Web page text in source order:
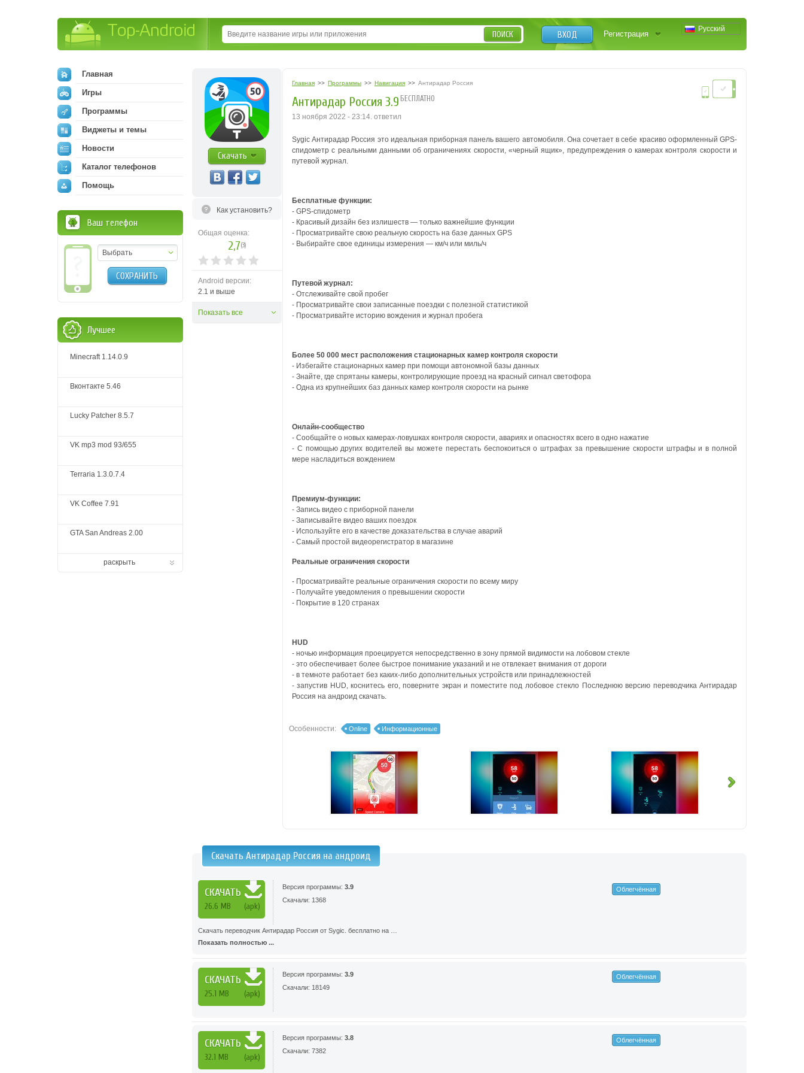
Русский
ВХОД Регистрация
ПОИСК
Скачать
Как установить?
Общая оценка:
2,7(3)
Android версии:
2.1 и выше
Показать все
Главная >> Программы >> Навигация >> Антирадар Россия
Антирадар Россия 3.9 БЕСПЛАТНО
13 ноября 2022 - 23:14. ответил
Sygic Антирадар Россия это идеальная приборная панель вашего автомобиля. Она сочетает в себе красиво оформленный GPS-
спидометр с реальными данными об ограничениях скорости, «черный ящик», предупреждения о камерах контроля скорости и
путевой журнал.
Бесплатные функции:
- GPS-спидометр
- Красивый дизайн без излишеств — только важнейшие функции
- Просматривайте свою реальную скорость на базе данных GPS
- Выбирайте свое единицы измерения — км/ч или миль/ч
Путевой журнал:
- Отслеживайте свой пробег
- Просматривайте свои записанные поездки с полезной статистикой
- Просматривайте историю вождения и журнал пробега
Более 50 000 мест расположения стационарных камер контроля скорости
- Избегайте стационарных камер при помощи автономной базы данных
- Знайте, где спрятаны камеры, контролирующие проезд на красный сигнал светофора
- Одна из крупнейших баз данных камер контроля скорости на рынке
Онлайн-сообщество
- Сообщайте о новых камерах-ловушках контроля скорости, авариях и опасностях всего в одно нажатие
- С помощью других водителей вы можете перестать беспокоиться о штрафах за превышение скорости штрафы и в полной
мере насладиться вождением
Премиум-функции:
- Запись видео с приборной панели
- Записывайте видео ваших поездок
- Используйте его в качестве доказательства в случае аварий
- Самый простой видеорегистратор в магазине
Реальные ограничения скорости
- Просматривайте реальные ограничения скорости по всему миру
- Получайте уведомления о превышении скорости
- Покрытие в 120 странах
HUD
- ночью информация проецируется непосредственно в зону прямой видимости на лобовом стекле
- это обеспечивает более быстрое понимание указаний и не отвлекает внимания от дороги
- в темноте работает без каких-либо дополнительных устройств или принадлежностей
- запустив HUD, коснитесь его, поверните экран и поместите под лобовое стекло Последнюю версию переводчика Антирадар
Россия на андроид скачать.
Особенности: Online Информационные
Скачать Антирадар Россия на андроид
СКАЧАТЬ
26.6 MB (apk)
Версия программы: 3.9
Скачали: 1368
Облегчённая
Скачать переводчик Антирадар Россия от Sygic. бесплатно на …
Показать полностью ...
СКАЧАТЬ
25.1 MB (apk)
Версия программы: 3.9
Скачали: 18149
Облегчённая
СКАЧАТЬ
32.1 MB (apk)
Версия программы: 3.8
Скачали: 7382
Облегчённая
Главная
Игры
Программы
Виджеты и темы
Новости
Каталог телефонов
Помощь
Ваш телефон
Выбрать
СОХРАНИТЬ
Лучшее
Minecraft 1.14.0.9
Вконтакте 5.46
Lucky Patcher 8.5.7
VK mp3 mod 93/655
Terraria 1.3.0.7.4
VK Coffee 7.91
GTA San Andreas 2.00
раскрыть